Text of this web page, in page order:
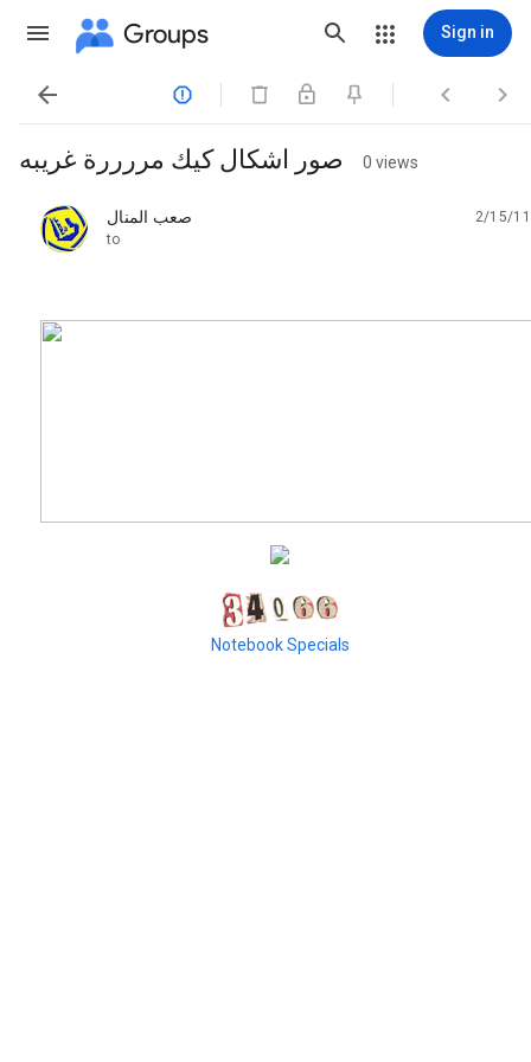
Groups Sign in
   
صور اشكال كيك مررررة غريبه 0 views
صعب المنال
unread,
2/15/11
to
Notebook Specials